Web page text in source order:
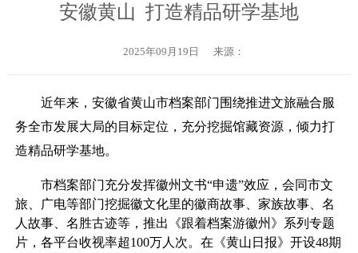
安徽黄山 打造精品研学基地
2025年09月19日 来源：
近年来，安徽省黄山市档案部门围绕推进文旅融合服
务全市发展大局的目标定位，充分挖掘馆藏资源，倾力打
造精品研学基地。
市档案部门充分发挥徽州文书“申遗”效应，会同市文
旅、广电等部门挖掘徽文化里的徽商故事、家族故事、名
人故事、名胜古迹等，推出《跟着档案游徽州》系列专题
片，各平台收视率超100万人次。在《黄山日报》开设48期